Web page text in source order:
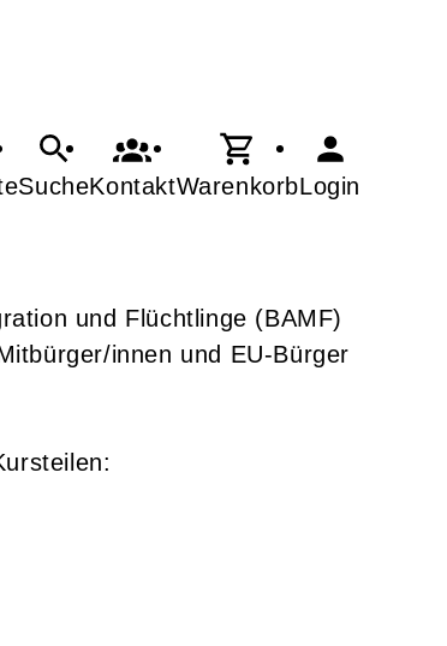
SucheKontaktWarenkorbLogin
und Flüchtlinge (BAMF)
innen und EU-Bürger